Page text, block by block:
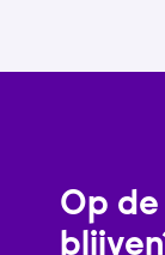
Op